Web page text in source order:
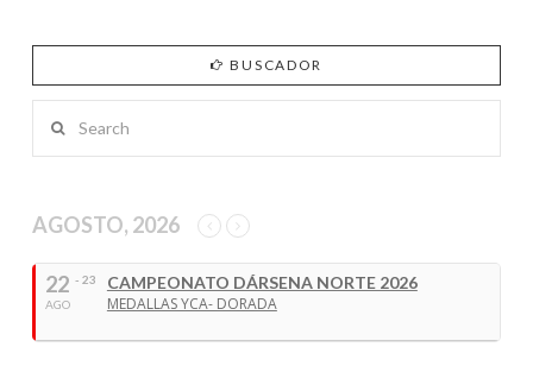
BUSCADOR
AGOSTO, 2026
22
AGO
- 23
CAMPEONATO DÁRSENA NORTE 2026
MEDALLAS YCA- DORADA